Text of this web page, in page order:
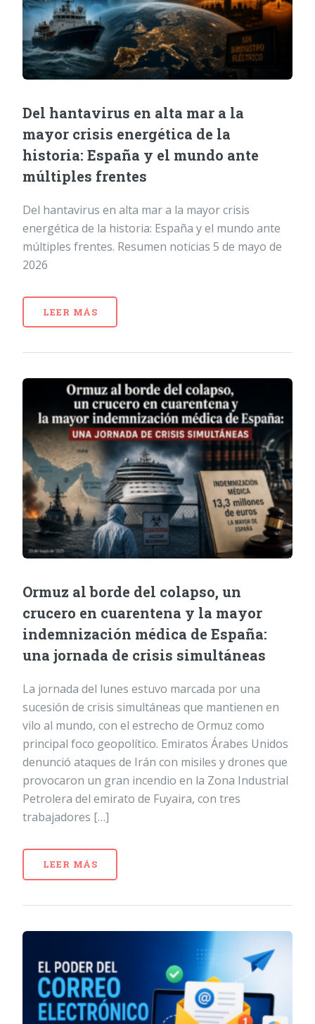
Del hantavirus en alta mar a la
mayor crisis energética de la
historia: España y el mundo ante
múltiples frentes
Del hantavirus en alta mar a la mayor crisis
energética de la historia: España y el mundo ante
múltiples frentes. Resumen noticias 5 de mayo de
2026
LEER MÁS
Ormuz al borde del colapso, un
crucero en cuarentena y la mayor
indemnización médica de España:
una jornada de crisis simultáneas
La jornada del lunes estuvo marcada por una
sucesión de crisis simultáneas que mantienen en
vilo al mundo, con el estrecho de Ormuz como
principal foco geopolítico. Emiratos Árabes Unidos
denunció ataques de Irán con misiles y drones que
provocaron un gran incendio en la Zona Industrial
Petrolera del emirato de Fuyaira, con tres
trabajadores […]
LEER MÁS